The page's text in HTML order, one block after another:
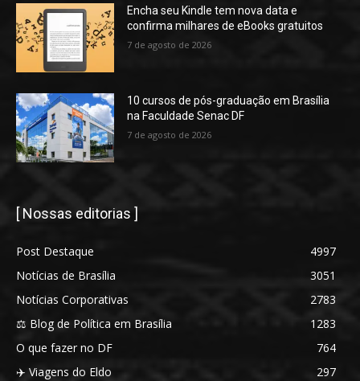
Encha seu Kindle tem nova data e
confirma milhares de eBooks gratuitos
7 de agosto de 2026
10 cursos de pós-graduação em Brasília
na Faculdade Senac DF
7 de agosto de 2026
[ Nossas editorias ]
Post Destaque
4997
Notícias de Brasília
3051
Notícias Corporativas
2783
⚖️ Blog de Política em Brasília
1283
O que fazer no DF
764
✈️ Viagens do Eldo
297